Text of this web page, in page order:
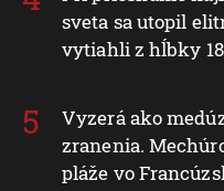
sveta sa utopil
vytiahli z hĺbky
Vyzerá ako
zranenia.
pláže vo